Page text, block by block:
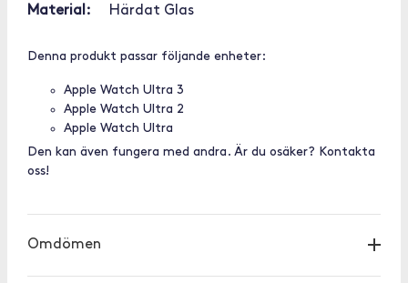
Material:
Härdat Glas
Denna produkt passar följande enheter:
Apple Watch Ultra 3
Apple Watch Ultra 2
Apple Watch Ultra
Den kan även fungera med andra. Är du osäker? Kontakta
oss!
Omdömen